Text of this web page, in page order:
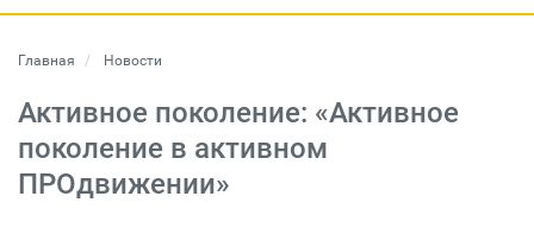
Главная Новости
Активное поколение: «Активное
поколение в активном
ПРОдвижении»